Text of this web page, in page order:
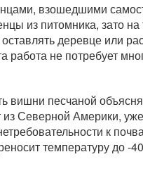
взошедшими
из питомника, зато
деревце или
работа не потребует
вишни песчаной
Северной Америки,
к
температуру до -